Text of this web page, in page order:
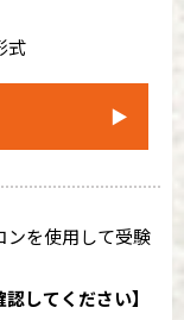
式
▶
ンを使用して受験
してください】